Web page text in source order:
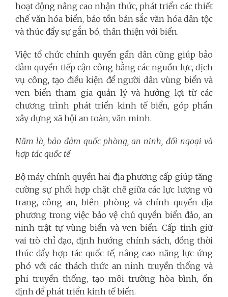
hoạt động nâng cao nhận thức, phát triển các thiết
chế văn hóa biển, bảo tồn bản sắc văn hóa dân tộc
và thúc đẩy sự gắn bó, thân thiện với biển.
Việc tổ chức chính quyền gần dân cũng giúp bảo
đảm quyền tiếp cận công bằng các nguồn lực, dịch
vụ công, tạo điều kiện để người dân vùng biển và
ven biển tham gia quản lý và hưởng lợi từ các
chương trình phát triển kinh tế biển, góp phần
xây dựng xã hội an toàn, văn minh.
Năm là, bảo đảm quốc phòng, an ninh, đối ngoại và
hợp tác quốc tế
Bộ máy chính quyền hai địa phương cấp giúp tăng
cường sự phối hợp chặt chẽ giữa các lực lượng vũ
trang, công an, biên phòng và chính quyền địa
phương trong việc bảo vệ chủ quyền biển đảo, an
ninh trật tự vùng biển và ven biển. Cấp tỉnh giữ
vai trò chỉ đạo, định hướng chính sách, đồng thời
thúc đẩy hợp tác quốc tế, nâng cao năng lực ứng
phó với các thách thức an ninh truyền thống và
phi truyền thống, tạo môi trường hòa bình, ổn
định để phát triển kinh tế biển.